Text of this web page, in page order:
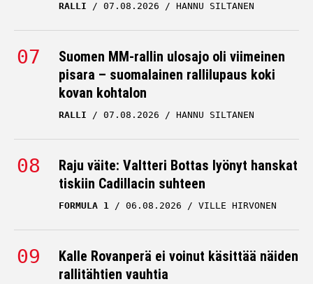
RALLI 07.08.2026 HANNU SILTANEN
Suomen MM-rallin ulosajo oli viimeinen
pisara – suomalainen rallilupaus koki
kovan kohtalon
RALLI 07.08.2026 HANNU SILTANEN
Raju väite: Valtteri Bottas lyönyt hanskat
tiskiin Cadillacin suhteen
FORMULA 1 06.08.2026 VILLE HIRVONEN
Kalle Rovanperä ei voinut käsittää näiden
rallitähtien vauhtia